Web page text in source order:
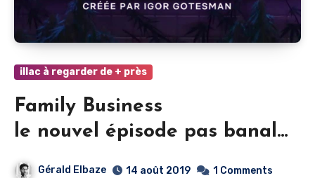
illac à regarder de + près
Family Business
le nouvel épisode pas banal
de la saga Elisa.
Gérald Elbaze 14 août 2019 1 Comments